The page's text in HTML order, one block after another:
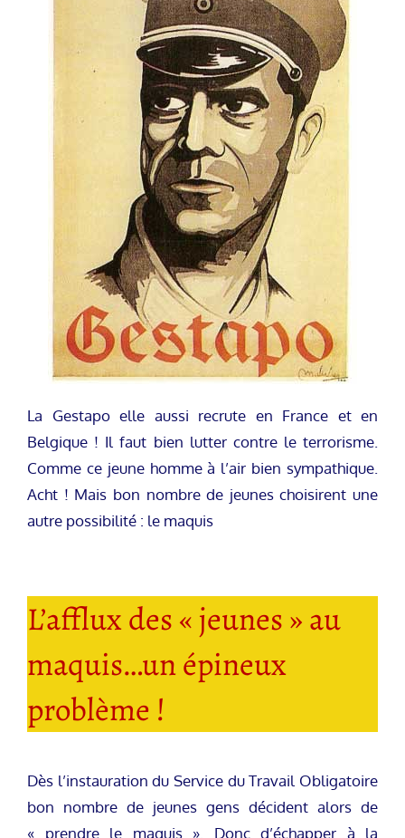
La Gestapo elle aussi recrute en France et en
Belgique ! Il faut bien lutter contre le terrorisme.
Comme ce jeune homme à l’air bien sympathique.
Acht ! Mais bon nombre de jeunes choisirent une
autre possibilité : le maquis
L’afflux des « jeunes » au
maquis…un épineux
problème !
Dès l’instauration du Service du Travail Obligatoire
bon nombre de jeunes gens décident alors de
« prendre le maquis ». Donc d’échapper à la